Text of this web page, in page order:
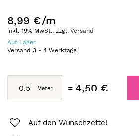
8,99 €/m
inkl. 19% MwSt., zzgl. Versand
Auf Lager
Versand 3 - 4 Werktage
4,50 €
Auf den Wunschzettel